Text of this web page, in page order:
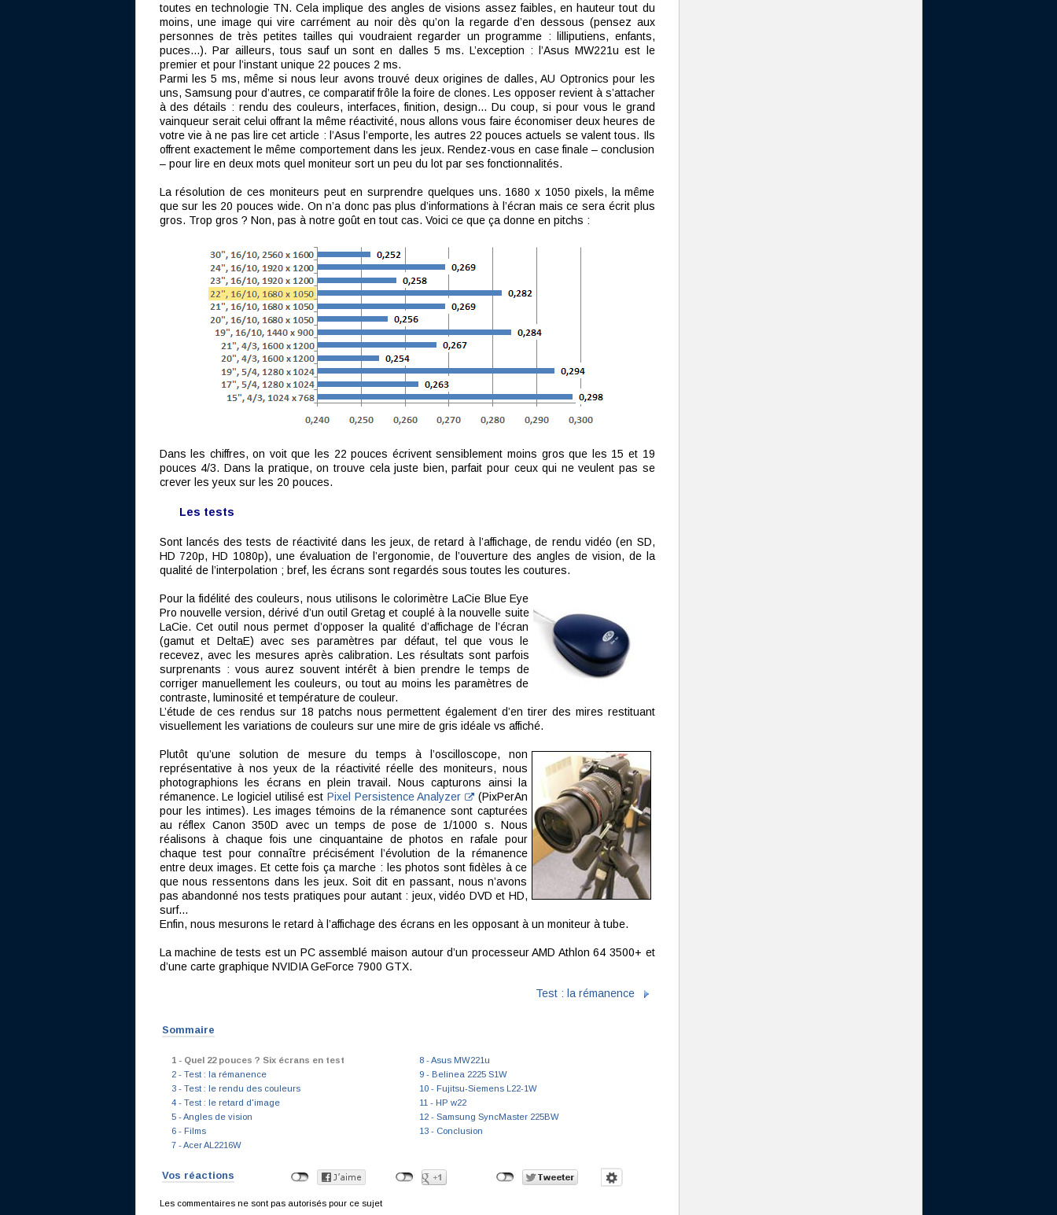
toutes en technologie TN. Cela implique des angles de visions assez faibles, en hauteur tout du
moins, une image qui vire carrément au noir dès qu’on la regarde d’en dessous (pensez aux
personnes de très petites tailles qui voudraient regarder un programme : lilliputiens, enfants,
puces...). Par ailleurs, tous sauf un sont en dalles 5 ms. L’exception : l’Asus MW221u est le
premier et pour l’instant unique 22 pouces 2 ms.
Parmi les 5 ms, même si nous leur avons trouvé deux origines de dalles, AU Optronics pour les
uns, Samsung pour d’autres, ce comparatif frôle la foire de clones. Les opposer revient à s’attacher
à des détails : rendu des couleurs, interfaces, finition, design... Du coup, si pour vous le grand
vainqueur serait celui offrant la même réactivité, nous allons vous faire économiser deux heures de
votre vie à ne pas lire cet article : l’Asus l’emporte, les autres 22 pouces actuels se valent tous. Ils
offrent exactement le même comportement dans les jeux. Rendez-vous en case finale – conclusion
– pour lire en deux mots quel moniteur sort un peu du lot par ses fonctionnalités.
La résolution de ces moniteurs peut en surprendre quelques uns. 1680 x 1050 pixels, la même
que sur les 20 pouces wide. On n’a donc pas plus d’informations à l’écran mais ce sera écrit plus
gros. Trop gros ? Non, pas à notre goût en tout cas. Voici ce que ça donne en pitchs :
Dans les chiffres, on voit que les 22 pouces écrivent sensiblement moins gros que les 15 et 19
pouces 4/3. Dans la pratique, on trouve cela juste bien, parfait pour ceux qui ne veulent pas se
crever les yeux sur les 20 pouces.
Les tests
Sont lancés des tests de réactivité dans les jeux, de retard à l’affichage, de rendu vidéo (en SD,
HD 720p, HD 1080p), une évaluation de l’ergonomie, de l’ouverture des angles de vision, de la
qualité de l’interpolation ; bref, les écrans sont regardés sous toutes les coutures.
Pour la fidélité des couleurs, nous utilisons le colorimètre LaCie Blue Eye
Pro nouvelle version, dérivé d’un outil Gretag et couplé à la nouvelle suite
LaCie. Cet outil nous permet d’opposer la qualité d’affichage de l’écran
(gamut et DeltaE) avec ses paramètres par défaut, tel que vous le
recevez, avec les mesures après calibration. Les résultats sont parfois
surprenants : vous aurez souvent intérêt à bien prendre le temps de
corriger manuellement les couleurs, ou tout au moins les paramètres de
contraste, luminosité et température de couleur.
L’étude de ces rendus sur 18 patchs nous permettent également d’en tirer des mires restituant
visuellement les variations de couleurs sur une mire de gris idéale vs affiché.
Plutôt qu’une solution de mesure du temps à l’oscilloscope, non
représentative à nos yeux de la réactivité réelle des moniteurs, nous
photographions les écrans en plein travail. Nous capturons ainsi la
rémanence. Le logiciel utilisé est Pixel Persistence Analyzer
(PixPerAn
pour les intimes). Les images témoins de la rémanence sont capturées
au réflex Canon 350D avec un temps de pose de 1/1000 s. Nous
réalisons à chaque fois une cinquantaine de photos en rafale pour
chaque test pour connaître précisément l’évolution de la rémanence
entre deux images. Et cette fois ça marche : les photos sont fidèles à ce
que nous ressentons dans les jeux. Soit dit en passant, nous n’avons
pas abandonné nos tests pratiques pour autant : jeux, vidéo DVD et HD,
surf...
Enfin, nous mesurons le retard à l’affichage des écrans en les opposant à un moniteur à tube.
La machine de tests est un PC assemblé maison autour d’un processeur AMD Athlon 64 3500+ et
d’une carte graphique NVIDIA GeForce 7900 GTX.
Test : la rémanence
Sommaire
1 - Quel 22 pouces ? Six écrans en test
2 - Test : la rémanence
3 - Test : le rendu des couleurs
4 - Test : le retard d'image
5 - Angles de vision
6 - Films
7 - Acer AL2216W
8 - Asus MW221u
9 - Belinea 2225 S1W
10 - Fujitsu-Siemens L22-1W
11 - HP w22
12 - Samsung SyncMaster 225BW
13 - Conclusion
Vos réactions
Les commentaires ne sont pas autorisés pour ce sujet